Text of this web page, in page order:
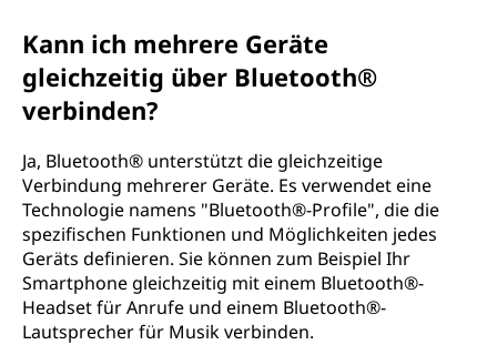
Kann ich mehrere Geräte
gleichzeitig über Bluetooth®
verbinden?
Ja, Bluetooth® unterstützt die gleichzeitige
Verbindung mehrerer Geräte. Es verwendet eine
Technologie namens "Bluetooth®-Profile", die die
spezifischen Funktionen und Möglichkeiten jedes
Geräts definieren. Sie können zum Beispiel Ihr
Smartphone gleichzeitig mit einem Bluetooth®-
Headset für Anrufe und einem Bluetooth®-
Lautsprecher für Musik verbinden.